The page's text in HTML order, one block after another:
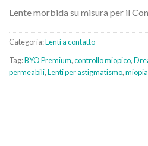
Lente morbida su misura per il
Categoria:Lenti a contatto
Tag:BYO Premium,controllo miopico,
permeabili,Lenti per astigmatismo,miopia